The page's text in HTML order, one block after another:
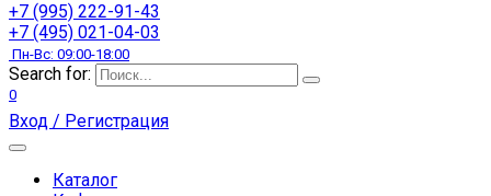
+7 (995) 222-91-43
+7 (495) 021-04-03
Пн-Вс: 09:00-18:00
Search for:
0
Вход / Регистрация
Каталог